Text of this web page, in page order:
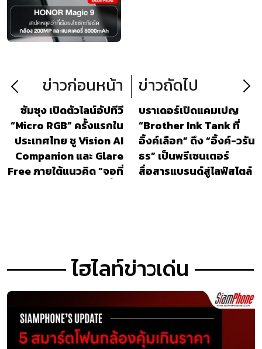
ข่าวก่อนหน้า
ซัมซุง เปิดตัวไลน์อัปทีวี
“Micro RGB” ครั้งแรกใน
ประเทศไทย ชู Vision AI
Companion และ Glare
Free ภายใต้แนวคิด “จอที่
ข่าวถัดไป
บราเดอร์เปิดแคมเปญ
“Brother Ink Tank ที่
อิ้งค์เลือก” ดึง “อิ้งค์-วรัน
ธร” เป็นพรีเซนเตอร์
สื่อสารแบรนด์สู่ไลฟ์สไตล์
ไฮไลท์ข่าวเด่น